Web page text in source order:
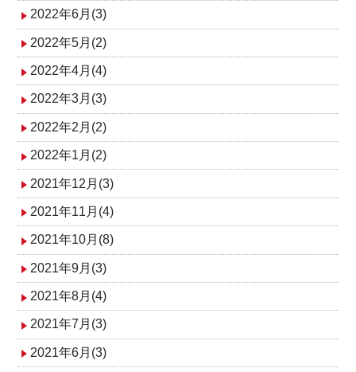
2022年6月(3)
2022年5月(2)
2022年4月(4)
2022年3月(3)
2022年2月(2)
2022年1月(2)
2021年12月(3)
2021年11月(4)
2021年10月(8)
2021年9月(3)
2021年8月(4)
2021年7月(3)
2021年6月(3)